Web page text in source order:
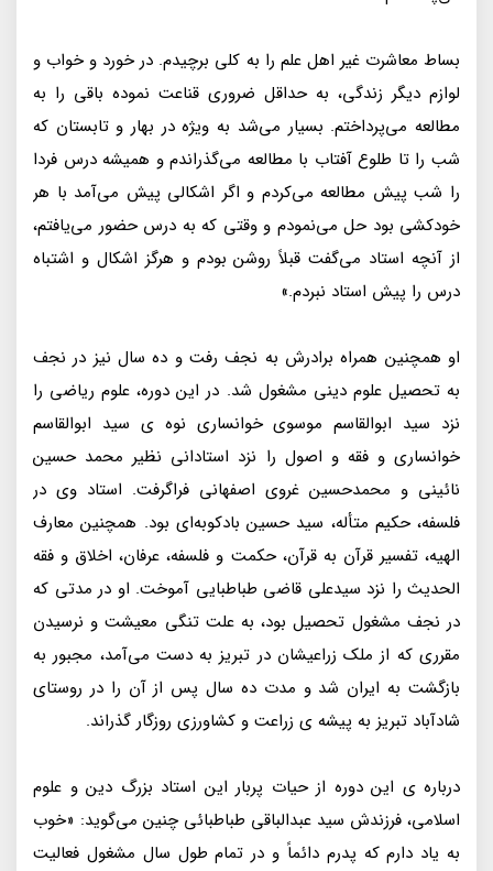
بساط معاشرت غیر اهل علم را به کلی برچیدم. در خورد و خواب و
لوازم دیگر زندگی، به حداقل ضروری قناعت نموده باقی را به
مطالعه می‌پرداختم. بسیار می‌شد به ویژه در بهار و تابستان که
شب را تا طلوع آفتاب با مطالعه می‌گذراندم و همیشه درس فردا
را شب پیش مطالعه می‌کردم و اگر اشکالی پیش می‌آمد با هر
خودکشی بود حل می‌نمودم و وقتی که به درس حضور می‌یافتم،
از آنچه استاد می‌گفت قبلاً روشن بودم و هرگز اشکال و اشتباه
درس را پیش استاد نبردم.»
او همچنین همراه برادرش به نجف رفت و ده سال نیز در نجف
به تحصیل علوم دینی مشغول شد. در این دوره، علوم ریاضی را
نزد سید ابوالقاسم موسوی خوانساری نوه ی سید ابوالقاسم
خوانساری و فقه و اصول را نزد استادانی نظیر محمد حسین
نائینی و محمدحسین غروی اصفهانی فراگرفت. استاد وی در
فلسفه، حکیم متأله، سید حسین بادکوبه‌ای بود. همچنین معارف
الهیه، تفسیر قرآن به قرآن، حکمت و فلسفه، عرفان، اخلاق و فقه
الحدیث را نزد سیدعلی قاضی طباطبایی آموخت. او در مدتی که
در نجف مشغول تحصیل بود، به علت تنگی معیشت و نرسیدن
مقرری که از ملک زراعیشان در تبریز به دست می‌آمد، مجبور به
بازگشت به ایران شد و مدت ده سال پس از آن را در روستای
شادآباد تبریز به پیشه ی زراعت و کشاورزی روزگار گذراند.
درباره ی این دوره از حیات پربار این استاد بزرگ دین و علوم
اسلامی، فرزندش سید عبدالباقی طباطبائی چنین می‌گوید: «خوب
به یاد دارم که پدرم دائماً و در تمام طول سال مشغول فعالیت